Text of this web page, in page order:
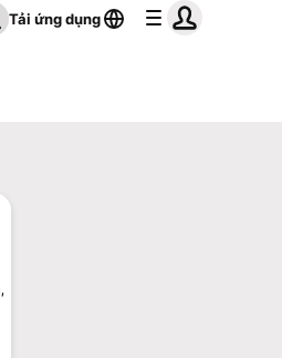
Tải ứng dụng